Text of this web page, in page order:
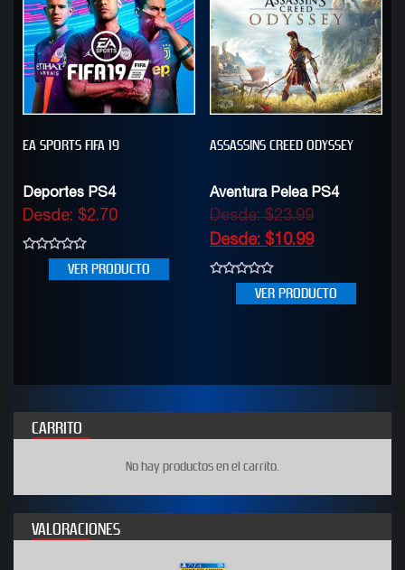
EA SPORTS FIFA 19
Deportes PS4
Desde: $2.70
VER PRODUCTO
ASSASSINS CREED ODYSSEY
Aventura Pelea PS4
Desde:$23.99
Desde: $10.99
VER PRODUCTO
CARRITO
No hay productos en el carrito.
VALORACIONES